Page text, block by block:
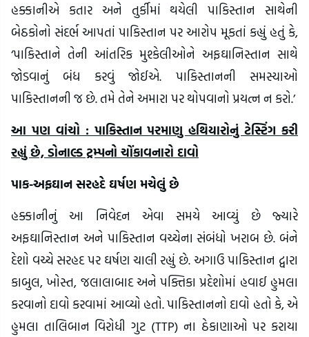
હક્કાનીએ કતાર અને તુર્કીમાં થયેલી પાકિસ્તાન સાથેની
બેઠકોનો સંદર્ભ આપતાં પાકિસ્તાન પર આરોપ મૂકતાં કહ્યું હતું કે,
‘પાકિસ્તાને તેની આંતરિક મુશ્કેલીઓને અફઘાનિસ્તાન સાથે
જોડવાનું બંધ કરવું જોઈએ. પાકિસ્તાનની સમસ્યાઓ
પાકિસ્તાનની જ છે. તમે તેને અમારા પર થોપવાનો પ્રયત્ન ન કરો.’
આ પણ વાંચો : પાકિસ્તાન પરમાણુ હથિયારોનું ટેસ્ટિંગ કરી
રહ્યું છે, ડોનાલ્ડ ટ્રમ્પનો ચોંકાવનારો દાવો
પાક-અફઘાન સરહદે ઘર્ષણ મચેલું છે
હક્કાનીનું આ નિવેદન એવા સમયે આવ્યું છે જ્યારે
અફઘાનિસ્તાન અને પાકિસ્તાન વચ્ચેના સંબંધો ખરાબ છે. બંને
દેશો વચ્ચે સરહદ પર ઘર્ષણ ચાલી રહ્યું છે. અગાઉ પાકિસ્તાન દ્વારા
કાબુલ, ખોસ્ત, જલાલાબાદ અને પક્તિકા પ્રદેશોમાં હવાઈ હુમલા
કરવાનો દાવો કરવામાં આવ્યો હતો. પાકિસ્તાનનો દાવો હતો કે, એ
હુમલા તાલિબાન વિરોધી ગુટ (TTP) ના ઠેકાણાઓ પર કરાયા